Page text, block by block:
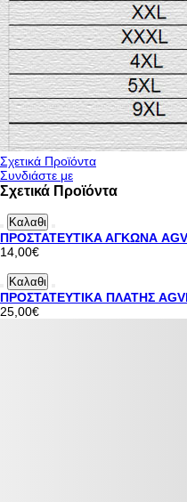
Σχετικά Προϊόντα
Συνδιάστε με
Σχετικά Προϊόντα
Καλαθι
ΠΡΟΣΤΑΤΕΥΤΙΚΑ ΑΓΚΩΝΑ
14,00€
Καλαθι
ΠΡΟΣΤΑΤΕΥΤΙΚΑ ΠΛΑΤΗΣ
25,00€